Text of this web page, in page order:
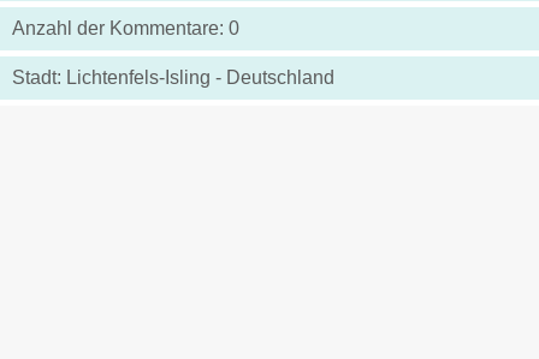
Anzahl der Kommentare: 0
Stadt: Lichtenfels-Isling - Deutschland